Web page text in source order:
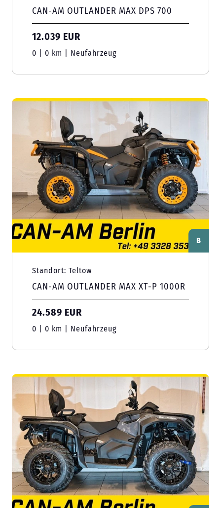
CAN-AM OUTLANDER MAX DPS 700
12.039 EUR
0 | 0 km | Neufahrzeug
B
Standort: Teltow
CAN-AM OUTLANDER MAX XT-P 1000R
24.589 EUR
0 | 0 km | Neufahrzeug